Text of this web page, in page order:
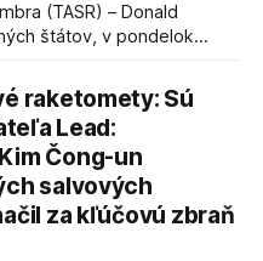
(TASR) – Donald
štátov, v pondelok
prímeria v Gaze. Agentúra
presvedčenie, že Izrael plní
raketomety: Sú
Lead:
Čong-un
salvových
za kľúčovú zbraň